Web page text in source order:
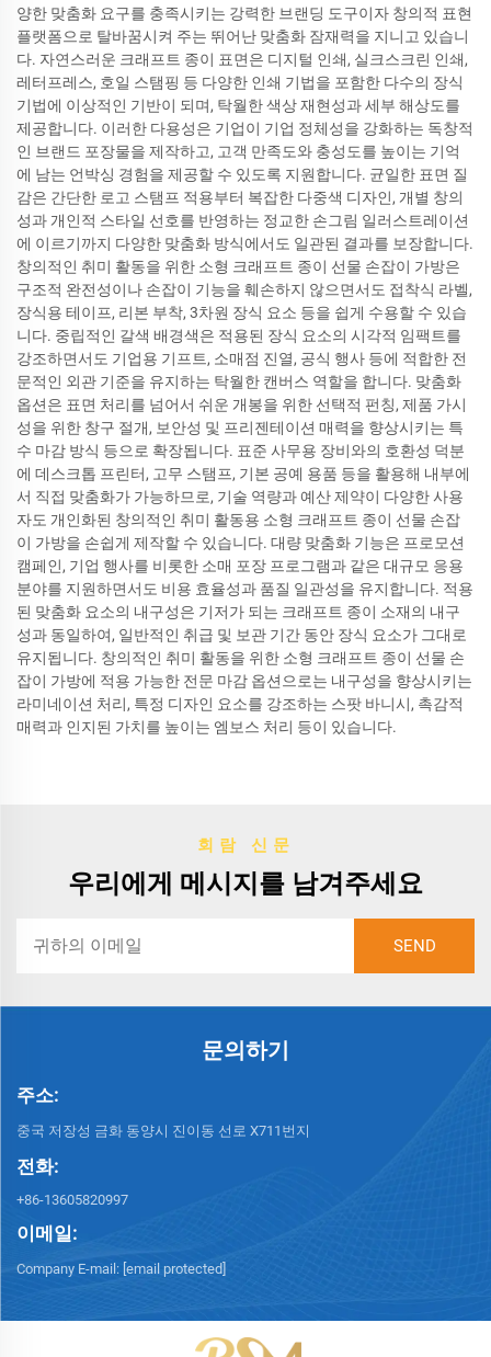
양한 맞춤화 요구를 충족시키는 강력한 브랜딩 도구이자 창의적 표현
플랫폼으로 탈바꿈시켜 주는 뛰어난 맞춤화 잠재력을 지니고 있습니
다. 자연스러운 크래프트 종이 표면은 디지털 인쇄, 실크스크린 인쇄,
레터프레스, 호일 스탬핑 등 다양한 인쇄 기법을 포함한 다수의 장식
기법에 이상적인 기반이 되며, 탁월한 색상 재현성과 세부 해상도를
제공합니다. 이러한 다용성은 기업이 기업 정체성을 강화하는 독창적
인 브랜드 포장물을 제작하고, 고객 만족도와 충성도를 높이는 기억
에 남는 언박싱 경험을 제공할 수 있도록 지원합니다. 균일한 표면 질
감은 간단한 로고 스탬프 적용부터 복잡한 다중색 디자인, 개별 창의
성과 개인적 스타일 선호를 반영하는 정교한 손그림 일러스트레이션
에 이르기까지 다양한 맞춤화 방식에서도 일관된 결과를 보장합니다.
창의적인 취미 활동을 위한 소형 크래프트 종이 선물 손잡이 가방은
구조적 완전성이나 손잡이 기능을 훼손하지 않으면서도 접착식 라벨,
장식용 테이프, 리본 부착, 3차원 장식 요소 등을 쉽게 수용할 수 있습
니다. 중립적인 갈색 배경색은 적용된 장식 요소의 시각적 임팩트를
강조하면서도 기업용 기프트, 소매점 진열, 공식 행사 등에 적합한 전
문적인 외관 기준을 유지하는 탁월한 캔버스 역할을 합니다. 맞춤화
옵션은 표면 처리를 넘어서 쉬운 개봉을 위한 선택적 펀칭, 제품 가시
성을 위한 창구 절개, 보안성 및 프리젠테이션 매력을 향상시키는 특
수 마감 방식 등으로 확장됩니다. 표준 사무용 장비와의 호환성 덕분
에 데스크톱 프린터, 고무 스탬프, 기본 공예 용품 등을 활용해 내부에
서 직접 맞춤화가 가능하므로, 기술 역량과 예산 제약이 다양한 사용
자도 개인화된 창의적인 취미 활동용 소형 크래프트 종이 선물 손잡
이 가방을 손쉽게 제작할 수 있습니다. 대량 맞춤화 기능은 프로모션
캠페인, 기업 행사를 비롯한 소매 포장 프로그램과 같은 대규모 응용
분야를 지원하면서도 비용 효율성과 품질 일관성을 유지합니다. 적용
된 맞춤화 요소의 내구성은 기저가 되는 크래프트 종이 소재의 내구
성과 동일하여, 일반적인 취급 및 보관 기간 동안 장식 요소가 그대로
유지됩니다. 창의적인 취미 활동을 위한 소형 크래프트 종이 선물 손
잡이 가방에 적용 가능한 전문 마감 옵션으로는 내구성을 향상시키는
라미네이션 처리, 특정 디자인 요소를 강조하는 스팟 바니시, 촉감적
매력과 인지된 가치를 높이는 엠보스 처리 등이 있습니다.
회람 신문
우리에게 메시지를 남겨주세요
문의하기
주소:
중국 저장성 금화 동양시 진이동 선로 X711번지
전화:
+86-13605820997
이메일:
Company E-mail: [email protected]